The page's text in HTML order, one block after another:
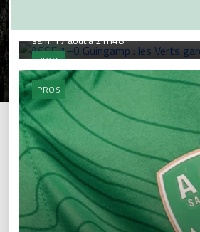
PROS
sam. 17 août à 21h48
PROS